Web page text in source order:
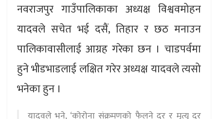
नवराजपुर गाउँपालिकाका अध्यक्ष विश्ववमोहन
यादवले सचेत भई दसैं, तिहार र छठ मनाउन
पालिकावासीलाई आग्रह गरेका छन । चाडपर्वमा
हुने भीडभाडलाई लक्षित गरेर अध्यक्ष यादवले त्यसो
भनेका हुन ।